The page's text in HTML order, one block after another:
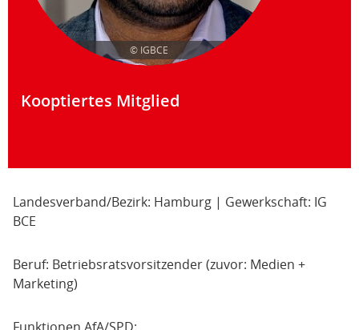
© IGBCE
Kooptiertes Mitglied
Landesverband/Bezirk: Hamburg | Gewerkschaft: IG
BCE
Beruf: Betriebsratsvorsitzender (zuvor: Medien +
Marketing)